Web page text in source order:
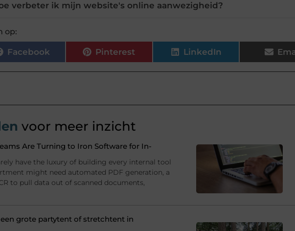
verbeter ik mijn website's online aanwezigheid?
op:
Facebook Pinterest LinkedIn
voor meer inzicht
Are Turning to Iron Software for In-
have the luxury of building every internal tool
might need automated PDF generation, a
to pull data out of scanned documents,
grote partytent of stretchtent in